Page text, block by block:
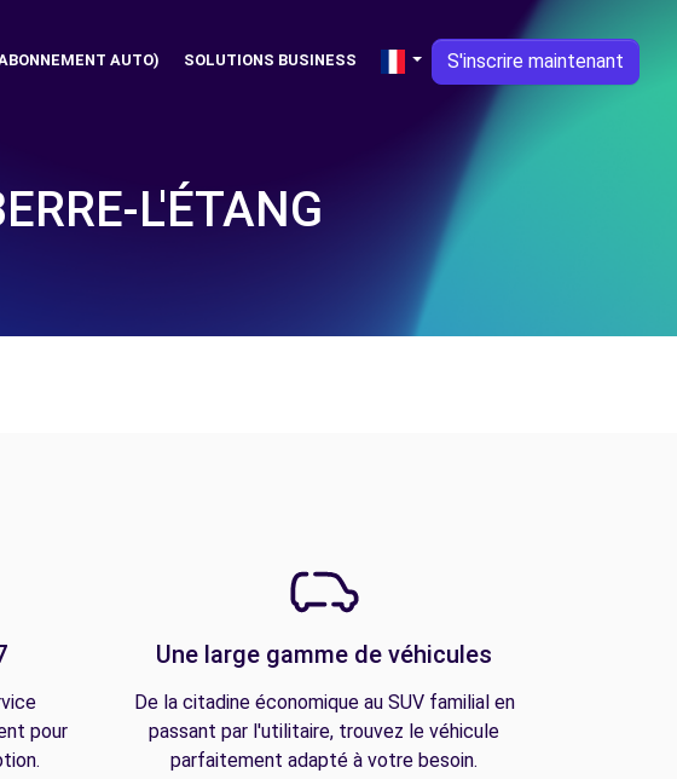
AUTO) SOLUTIONS BUSINESS S'inscrire maintenant
L'ÉTANG
pour
Une large gamme de véhicules
De la citadine économique au SUV familial en
passant par l'utilitaire, trouvez le véhicule
parfaitement adapté à votre besoin.